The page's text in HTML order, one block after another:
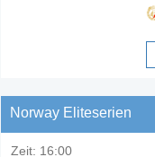
Norway Eliteserien
Zeit: 16:00